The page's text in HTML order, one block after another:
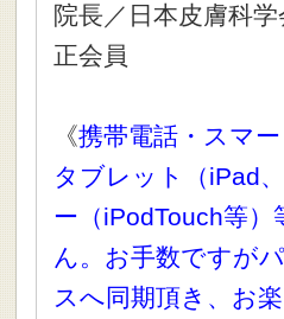
院長／日本皮膚科
正会員
《携帯電話・スマ
タブレット（iPad
ー（iPodTouch等
ん。お手数ですが
スへ同期頂き、お